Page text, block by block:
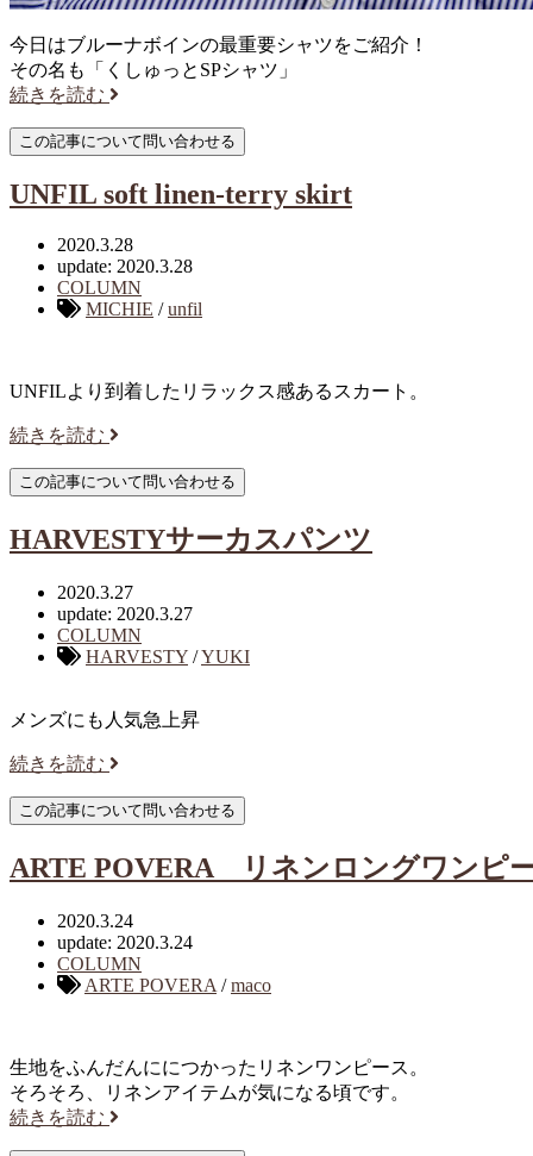
今日はブルーナボインの最重要シャツをご紹介！
その名も「くしゅっとSPシャツ」
続きを読む
UNFIL soft linen-terry skirt
2020.3.28
update: 2020.3.28
COLUMN
MICHIE /unfil
UNFILより到着したリラックス感あるスカート。
続きを読む
HARVESTYサーカスパンツ
2020.3.27
update: 2020.3.27
COLUMN
HARVESTY /YUKI
メンズにも人気急上昇
続きを読む
ARTE POVERA リネンロングワンピ
2020.3.24
update: 2020.3.24
COLUMN
ARTE POVERA /maco
生地をふんだんににつかったリネンワンピース。
そろそろ、リネンアイテムが気になる頃です。
続きを読む